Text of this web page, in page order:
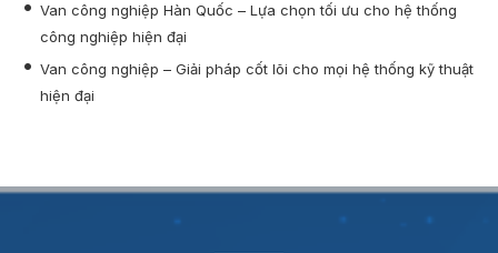
Van công nghiệp Hàn Quốc – Lựa chọn tối ưu cho hệ thống
công nghiệp hiện đại
Van công nghiệp – Giải pháp cốt lõi cho mọi hệ thống kỹ thuật
hiện đại